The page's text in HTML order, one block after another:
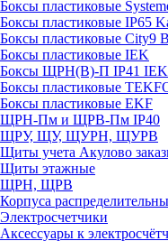
Боксы пластиковые
Боксы пластиковые IP65
Боксы пластиковые City9
Боксы пластиковые IEK
Боксы ЩРН(В)-П IP41 IEK
Боксы пластиковые
Боксы пластиковые EKF
ЩРН-Пм и ЩРВ-Пм IP40
ЩРУ, ЩУ, ЩУРН, ЩУРВ
Щиты учета Акулово
Щиты этажные
ЩРН, ЩРВ
Корпуса
Электросчетчики
Аксессуары к